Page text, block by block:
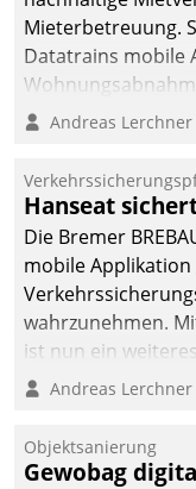
Mieterbetreuung.
Datatrains mobile
Mieter
Andreas Lerchner
Hanseat
Die Bremer
mobile Applikation
wahrzunehmen.
ist nun ein
Einsatz.
Andreas Lerchner
Objektsanierung
Gewobag